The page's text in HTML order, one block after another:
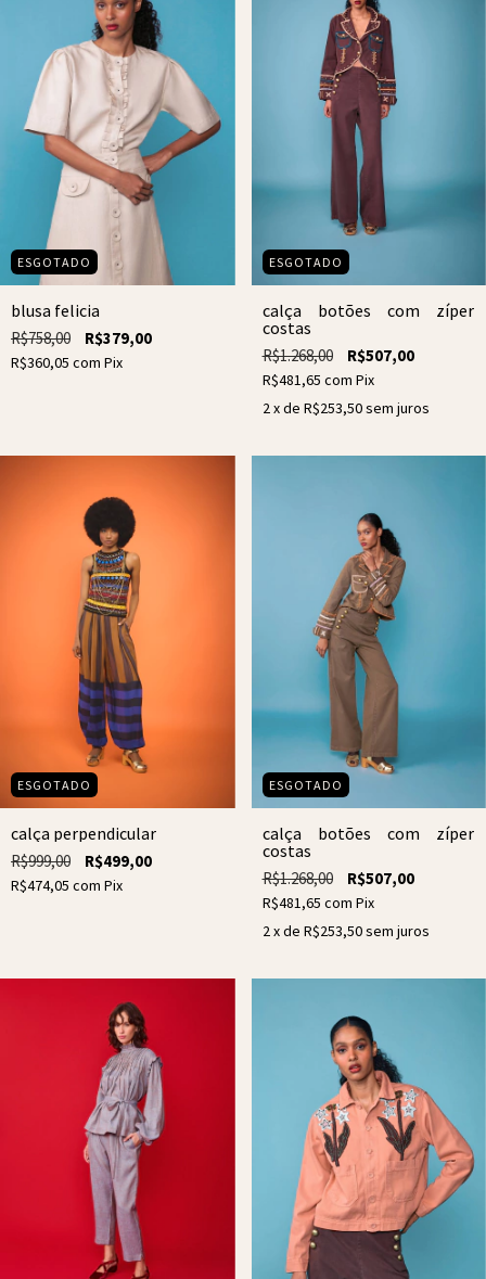
ESGOTADO
blusa felicia
R$758,00 R$379,00
R$360,05 com Pix
ESGOTADO
calça botões com zíper
costas
R$1.268,00 R$507,00
R$481,65 com Pix
2x de R$253,50sem juros
ESGOTADO
calça perpendicular
R$999,00 R$499,00
R$474,05 com Pix
ESGOTADO
calça botões com zíper
costas
R$1.268,00 R$507,00
R$481,65 com Pix
2x de R$253,50sem juros